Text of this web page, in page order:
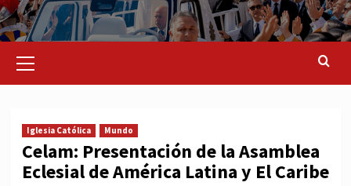
Menu
Iglesia Católica Mundo
Celam: Presentación de la Asamblea
Eclesial de América Latina y El Caribe